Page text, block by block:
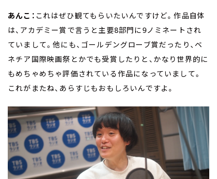
あんこ： これはぜひ観てもらいたいんですけど。作品自体
は、アカデミー賞で言うと主要8部門に9ノミネートされ
ていまして。他にも、ゴールデングローブ賞だったり、ベ
ネチア国際映画祭とかでも受賞したりと、かなり世界的に
もめちゃめちゃ評価されている作品になっていまして。
これがまたね、あらすじもおもしろいんですよ。